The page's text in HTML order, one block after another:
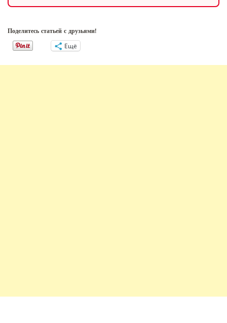
Поделитесь статьей с друзьями!
Ещё